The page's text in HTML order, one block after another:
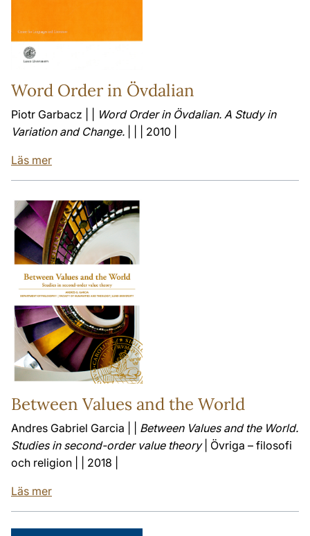
Word Order in Övdalian
Piotr Garbacz | |
Word Order in Övdalian. A Study in
Variation and Change. | | | 2010 |
Läs mer
Between Values and the World
Andres Gabriel Garcia | | Between Values and the World.
Studies in second-order value theory| Övriga – filosofi
och religion | | 2018 |
Läs mer